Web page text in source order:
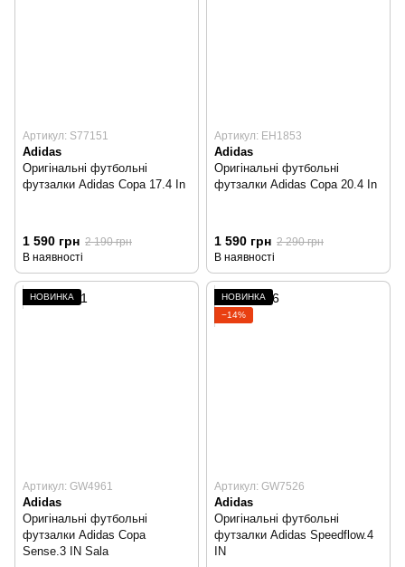
Артикул: S77151
Adidas
Оригінальні футбольні
футзалки Adidas Copa 17.4 In
1 590 грн 2 190 грн
В наявності
Артикул: EH1853
Adidas
Оригінальні футбольні
футзалки Adidas Copa 20.4 In
1 590 грн 2 290 грн
В наявності
НОВИНКА
Артикул: GW4961
Adidas
Оригінальні футбольні
футзалки Adidas Copa
Sense.3 IN Sala
НОВИНКА
−14%
Артикул: GW7526
Adidas
Оригінальні футбольні
футзалки Adidas Speedflow.4
IN